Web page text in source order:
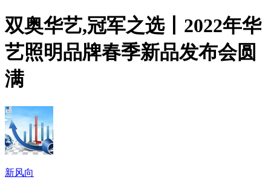
双奥华艺,冠军之选丨2022年华
艺照明品牌春季新品发布会圆
满
新风向